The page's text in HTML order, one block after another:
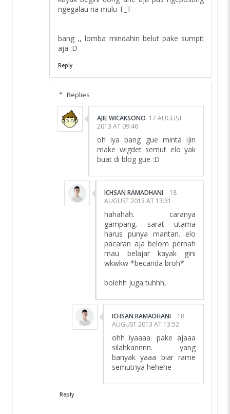
ngegalau ria mulu T_T
bang ,, lomba mindahin belut pake sumpit
aja :D
Reply
Replies
AJIE WICAKSONO 17 AUGUST
2013 AT 09:46
oh iya bang gue minta ijin
make wigdet semut elo yak
buat di blog gue :D
ICHSAN RAMADHANI
18
AUGUST 2013 AT 13:31
hahahah. caranya
gampang. sarat utama
harus punya mantan. elo
pacaran aja belom pernah
mau belajar kayak gini
wkwkw *becanda broh*
bolehh juga tuhhh,
ICHSAN RAMADHANI
18
AUGUST 2013 AT 13:52
ohh iyaaaa. pake ajaaa
silahkannnn. yang
banyak yaaa biar rame
semutnya hehehe
Reply